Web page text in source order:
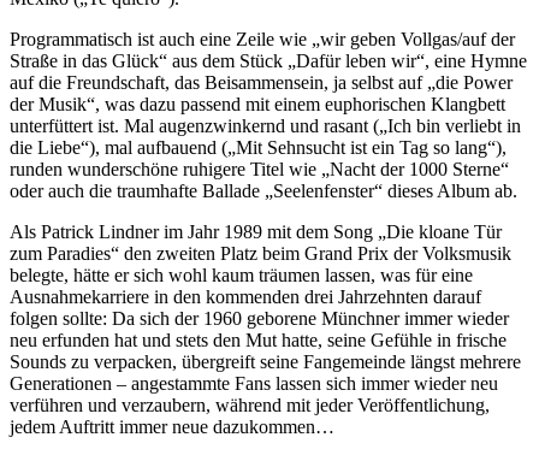
Programmatisch ist auch eine Zeile wie „wir geben Vollgas/auf der
Straße in das Glück“ aus dem Stück „Dafür leben wir“, eine Hymne
auf die Freundschaft, das Beisammensein, ja selbst auf „die Power
der Musik“, was dazu passend mit einem euphorischen Klangbett
unterfüttert ist. Mal augenzwinkernd und rasant („Ich bin verliebt in
die Liebe“), mal aufbauend („Mit Sehnsucht ist ein Tag so lang“),
runden wunderschöne ruhigere Titel wie „Nacht der 1000 Sterne“
oder auch die traumhafte Ballade „Seelenfenster“ dieses Album ab.
Als Patrick Lindner im Jahr 1989 mit dem Song „Die kloane Tür
zum Paradies“ den zweiten Platz beim Grand Prix der Volksmusik
belegte, hätte er sich wohl kaum träumen lassen, was für eine
Ausnahmekarriere in den kommenden drei Jahrzehnten darauf
folgen sollte: Da sich der 1960 geborene Münchner immer wieder
neu erfunden hat und stets den Mut hatte, seine Gefühle in frische
Sounds zu verpacken, übergreift seine Fangemeinde längst mehrere
Generationen – angestammte Fans lassen sich immer wieder neu
verführen und verzaubern, während mit jeder Veröffentlichung,
jedem Auftritt immer neue dazukommen…